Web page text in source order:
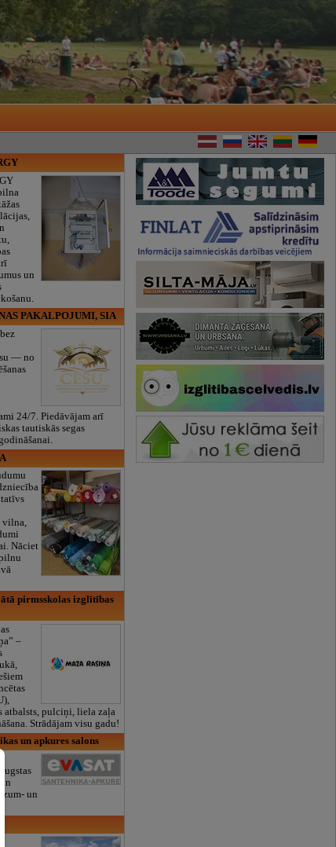
un
PAKALPOJUMI, SIA
— no
24/7. Piedāvājam arī
tautiskās segas
vilna,
Nāciet
pirmsskolas izglītības
–
atbalsts, pulciņi, liela zaļa
Strādājam visu gadu!
un apkures salons
un